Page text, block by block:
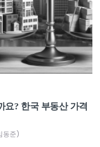
요? 한국 부동산 가격
동준)